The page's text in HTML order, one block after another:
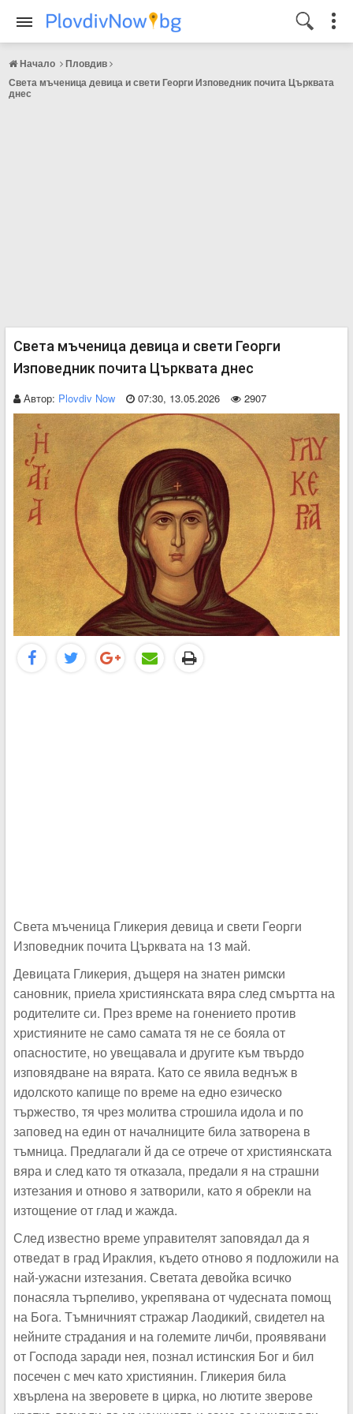
Начало
Пловдив
Света мъченица девица и свети Георги Изповедник почита Църквата
днес
Света мъченица девица и свети Георги
Изповедник почита Църквата днес
Автор: Plovdiv Now 07:30, 13.05.2026 2907
Света мъченица Гликерия девица и свети Георги
Изповедник почита Църквата на 13 май.
Девицата Гликерия, дъщеря на знатен римски
сановник, приела християнската вяра след смъртта на
родителите си. През време на гонението против
християните не само самата тя не се бояла от
опасностите, но увещавала и другите към твърдо
изповядване на вярата. Като се явила веднъж в
идолското капище по време на едно езическо
тържество, тя чрез молитва строшила идола и по
заповед на един от началниците била затворена в
тъмница. Предлагали й да се отрече от християнската
вяра и след като тя отказала, предали я на страшни
изтезания и отново я затворили, като я обрекли на
изтощение от глад и жажда.
След известно време управителят заповядал да я
отведат в град Ираклия, където отново я подложили на
най-ужасни изтезания. Светата девойка всичко
понасяла търпеливо, укрепявана от чудесната помощ
на Бога. Тъмничният стражар Лаодикий, свидетел на
нейните страдания и на големите личби, проявявани
от Господа заради нея, познал истинския Бог и бил
посечен с меч като християнин. Гликерия била
хвърлена на зверовете в цирка, но лютите зверове